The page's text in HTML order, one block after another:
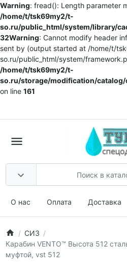
Warning: fread(): Length parameter
/home/t/tsk69my2/t-
so.ru/public_html/system/library/
32Warning: Cannot modify header
sent by (output started at /home/t/
so.ru/public_html/system/
/home/t/tsk69my2/t-
so.ru/storage/modification/
on line 161
О нас Оплата Доставка
СИЗ
Карабин VENTO™ Высота 512
муфтой, vst 512